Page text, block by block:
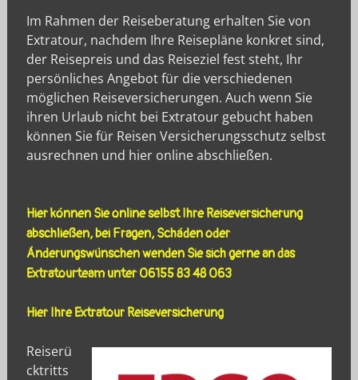
Im Rahmen der Reiseberatung erhalten Sie von
Extratour, nachdem Ihre Reisepläne konkret sind,
der Reisepreis und das Reiseziel fest steht, Ihr
persönliches Angebot für die verschiedenen
möglichen Reiseversicherungen. Auch wenn Sie
ihren Urlaub nicht bei Extratour gebucht haben
können Sie für Reisen Versicherungsschutz selbst
ausrechnen und hier online abschließen.
Hier können Sie online selbst Ihre Reiseversicherung
abschließen, bei Fragen, Schäden oder
Änderungswünschen wenden Sie sich gerne an das
Extratourteam unter 06155 83 48 063
Hier Ihre Extratour Reiseversicherung
Reiserü
cktritts